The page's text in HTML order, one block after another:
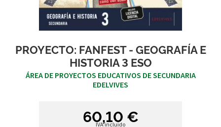
PROYECTO: FANFEST - GEOGRAFÍA E
HISTORIA 3 ESO
ÁREA DE PROYECTOS EDUCATIVOS DE SECUNDARIA
EDELVIVES
60,10 €
IVA incluido